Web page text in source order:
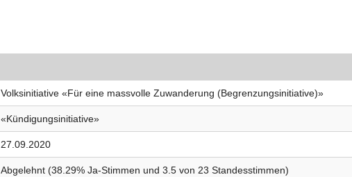
Volksinitiative «Für eine massvolle Zuwanderung (Begrenzungsinitiative)»
«Kündigungsinitiative»
27.09.2020
Abgelehnt (38.29% Ja-Stimmen und 3.5 von 23 Standesstimmen)